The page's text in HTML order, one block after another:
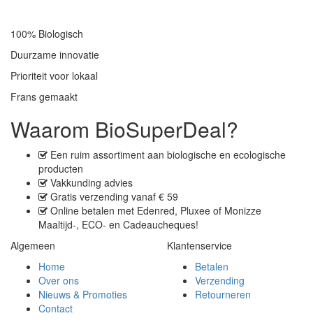
100% Biologisch
Duurzame innovatie
Prioriteit voor lokaal
Frans gemaakt
Waarom BioSuperDeal?
Een ruim assortiment aan biologische en ecologische
producten
Vakkunding advies
Gratis verzending vanaf € 59
Online betalen met Edenred, Pluxee of Monizze
Maaltijd-, ECO- en Cadeaucheques!
Algemeen
Home
Over ons
Nieuws & Promoties
Contact
Klantenservice
Betalen
Verzending
Retourneren